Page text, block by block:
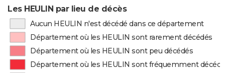
Les HEULIN par lieu de décès
Aucun HEULIN n'est décédé dans ce département
Département où les HEULIN sont rarement décédés
Département où les HEULIN sont peu décédés
Département où les HEULIN sont fréquemment